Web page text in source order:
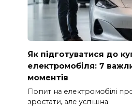
Як підготуватися до
електромобіля: 7
моментів
Попит на електромобілі
зростати, але успішна